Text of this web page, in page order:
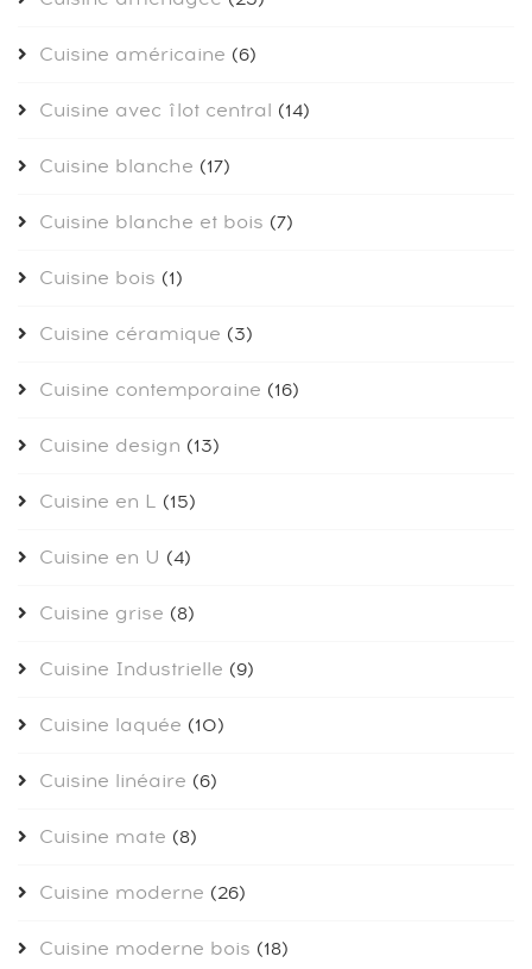
Cuisine américaine (6)
Cuisine avec îlot central (14)
Cuisine blanche (17)
Cuisine blanche et bois (7)
Cuisine bois (1)
Cuisine céramique (3)
Cuisine contemporaine (16)
Cuisine design (13)
Cuisine en L (15)
Cuisine en U (4)
Cuisine grise (8)
Cuisine Industrielle (9)
Cuisine laquée (10)
Cuisine linéaire (6)
Cuisine mate (8)
Cuisine moderne (26)
Cuisine moderne bois (18)